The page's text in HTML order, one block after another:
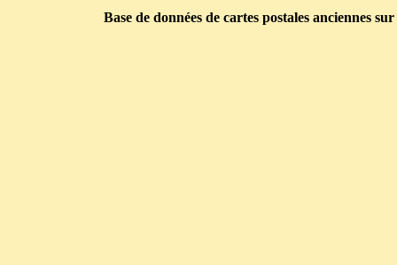
Base de données de cartes postales anciennes